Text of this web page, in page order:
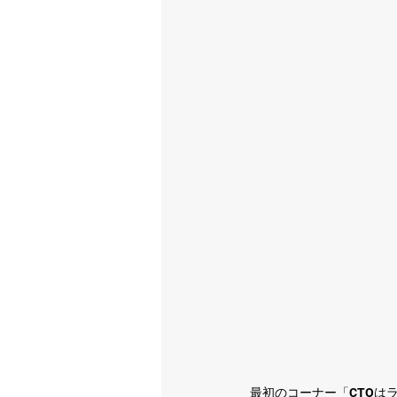
最初のコーナー「CTOは